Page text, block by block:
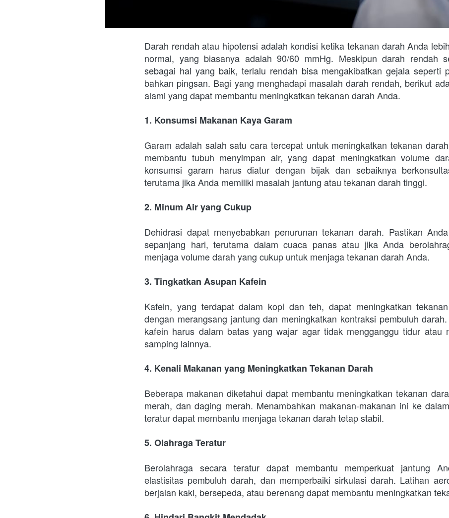
Darah rendah atau hipotensi adalah kondisi ketika tekanan darah Anda
normal, yang biasanya adalah 90/60 mmHg. Meskipun darah rendah
sebagai hal yang baik, terlalu rendah bisa mengakibatkan gejala seperti
bahkan pingsan. Bagi yang menghadapi masalah darah rendah, berikut
alami yang dapat membantu meningkatkan tekanan darah Anda.
1. Konsumsi Makanan Kaya Garam
Garam adalah salah satu cara tercepat untuk meningkatkan tekanan
membantu tubuh menyimpan air, yang dapat meningkatkan volume
konsumsi garam harus diatur dengan bijak dan sebaiknya
terutama jika Anda memiliki masalah jantung atau tekanan darah tinggi.
2. Minum Air yang Cukup
Dehidrasi dapat menyebabkan penurunan tekanan darah. Pastikan
sepanjang hari, terutama dalam cuaca panas atau jika Anda
menjaga volume darah yang cukup untuk menjaga tekanan darah Anda.
3. Tingkatkan Asupan Kafein
Kafein, yang terdapat dalam kopi dan teh, dapat meningkatkan
dengan merangsang jantung dan meningkatkan kontraksi pembuluh
kafein harus dalam batas yang wajar agar tidak mengganggu tidur atau
samping lainnya.
4. Kenali Makanan yang Meningkatkan Tekanan Darah
Beberapa makanan diketahui dapat membantu meningkatkan tekanan
merah, dan daging merah. Menambahkan makanan-makanan ini ke
teratur dapat membantu menjaga tekanan darah tetap stabil.
5. Olahraga Teratur
Berolahraga secara teratur dapat membantu memperkuat jantung
elastisitas pembuluh darah, dan memperbaiki sirkulasi darah. Latihan
berjalan kaki, bersepeda, atau berenang dapat membantu meningkatkan